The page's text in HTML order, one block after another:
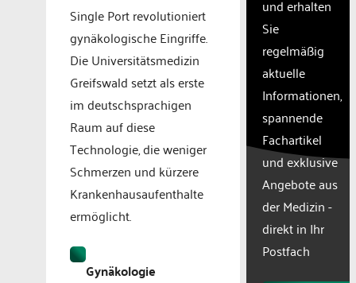
Single Port revolutioniert
gynäkologische Eingriffe.
Die Universitätsmedizin
Greifswald setzt als erste
im deutschsprachigen
Raum auf diese
Technologie, die weniger
Schmerzen und kürzere
Krankenhausaufenthalte
ermöglicht.
Gynäkologie
with
CMP
to add
content
to the
list of
used.
Powered
Consent
und erhalten
Sie
regelmäßig
aktuelle
Informationen,
spannende
Fachartikel
und exklusive
Angebote aus
der Medizin -
direkt in Ihr
Postfach